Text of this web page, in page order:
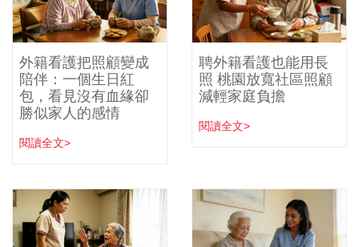
外籍看護把照顧變成
陪伴：一個生日紅
包，看見沒有血緣卻
勝似家人的感情
閱讀全文>
聘外籍看護也能用長
照 桃園放寬社區照顧
減輕家庭負擔
閱讀全文>